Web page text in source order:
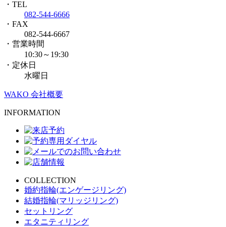
・TEL
082-544-6666
・FAX
082-544-6667
・営業時間
10:30～19:30
・定休日
水曜日
WAKO 会社概要
INFORMATION
COLLECTION
婚約指輪(エンゲージリング)
結婚指輪(マリッジリング)
セットリング
エタニティリング